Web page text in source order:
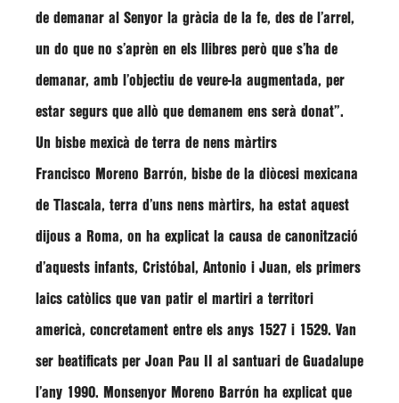
de demanar al Senyor la gràcia de la fe, des de l’arrel,
un do que no s’aprèn en els llibres però que s’ha de
demanar, amb l’objectiu de veure-la augmentada, per
estar segurs que allò que demanem ens serà donat”.
Un bisbe mexicà de terra de nens màrtirs
Francisco Moreno Barrón, bisbe de la diòcesi mexicana
de Tlascala, terra d’uns nens màrtirs, ha estat aquest
dijous a Roma, on ha explicat la causa de canonització
d’aquests infants, Cristóbal, Antonio i Juan, els primers
laics catòlics que van patir el martiri a territori
americà, concretament entre els anys 1527 i 1529. Van
ser beatificats per Joan Pau II al santuari de Guadalupe
l’any 1990. Monsenyor Moreno Barrón ha explicat que